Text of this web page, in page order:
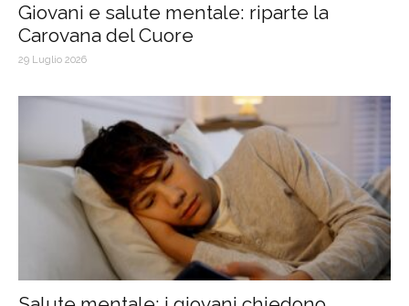
Giovani e salute mentale: riparte la
Carovana del Cuore
29 Luglio 2026